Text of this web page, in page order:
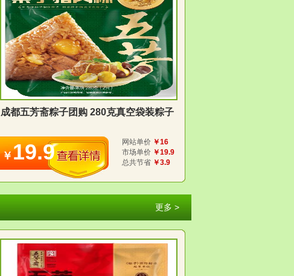
成都五芳斋粽子团购 280克真空袋装粽子
￥19.9 网站单价 ￥16
市场单价 ￥19.9
总共节省 ￥3.9
更多 >